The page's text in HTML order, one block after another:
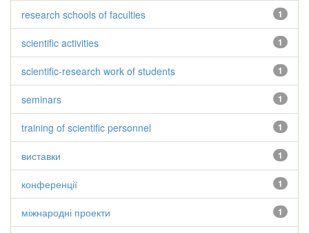
1
research schools of faculties
1
scientific activities
1
scientific-research work of students
1
seminars
1
training of scientific personnel
1
виставки
1
конференції
1
міжнародні проекти